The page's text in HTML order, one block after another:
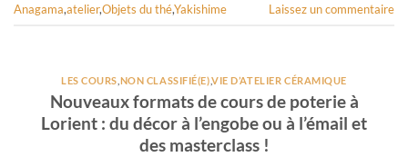
Anagama,atelier,Objets du thé,Yakishime Laissez un commentaire
LES COURS NON CLASSIFIÉ(E),VIE D’ATELIER CÉRAMIQUE
Nouveaux formats de cours de poterie à
Lorient : du décor à l’engobe ou à l’émail et
des masterclass !